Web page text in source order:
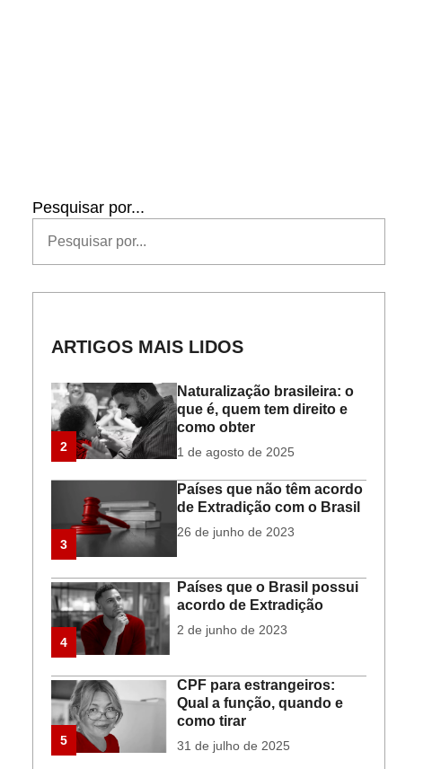
Pesquisar por...
ARTIGOS MAIS LIDOS
2
Naturalização brasileira: o
que é, quem tem direito e
como obter
1 de agosto de 2025
3
Países que não têm acordo
de Extradição com o Brasil
26 de junho de 2023
4
Países que o Brasil possui
acordo de Extradição
2 de junho de 2023
5
CPF para estrangeiros:
Qual a função, quando e
como tirar
31 de julho de 2025